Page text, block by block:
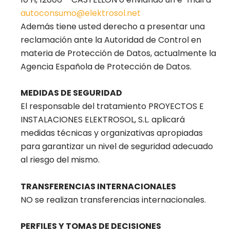
autoconsumo@elektrosol.net
Además tiene usted derecho a presentar una
reclamación ante la Autoridad de Control en
materia de Protección de Datos, actualmente la
Agencia Española de Protección de Datos.
MEDIDAS DE SEGURIDAD
El responsable del tratamiento PROYECTOS E
INSTALACIONES ELEKTROSOL, S.L. aplicará
medidas técnicas y organizativas apropiadas
para garantizar un nivel de seguridad adecuado
al riesgo del mismo.
TRANSFERENCIAS INTERNACIONALES
NO se realizan transferencias internacionales.
PERFILES Y TOMAS DE DECISIONES